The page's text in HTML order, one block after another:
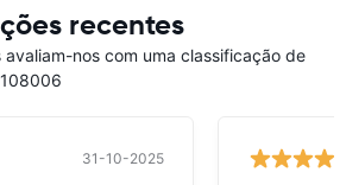
recentes
avaliam-nos com uma classificação de
31-10-2025